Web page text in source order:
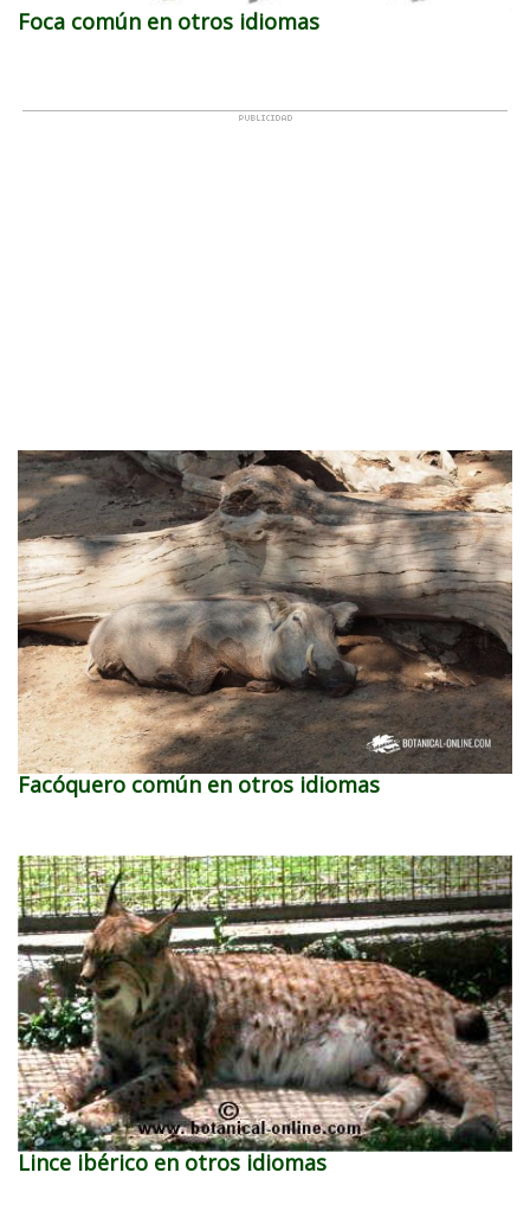
Foca común en otros idiomas
Facóquero común en otros idiomas
Lince ibérico en otros idiomas